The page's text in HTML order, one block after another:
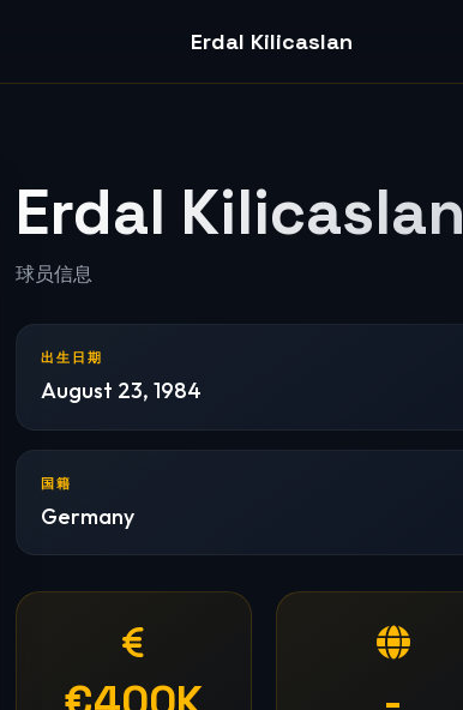
Erdal Kilicaslan
Erdal Kilicaslan
球员信息
出生日期
August 23, 1984
国籍
Germany